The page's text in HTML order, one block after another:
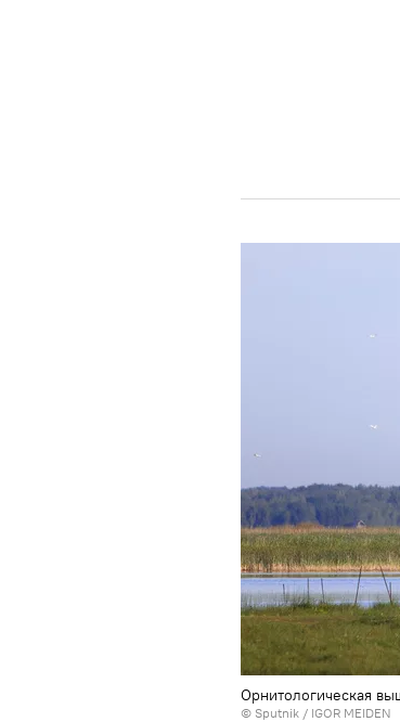
Орнитологическая
© Sputnik / IGOR MEIDEN